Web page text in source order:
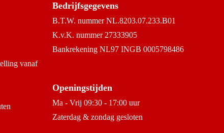
vanaf
Bedrijfsgegevens
B.T.W. nummer NL.8203.07.233.B01
K.v.K. nummer 27333905
Bankrekening NL97 INGB 0005798486
Openingstijden
Ma - Vrij 09:30 - 17:00 uur
Zaterdag & zondag gesloten